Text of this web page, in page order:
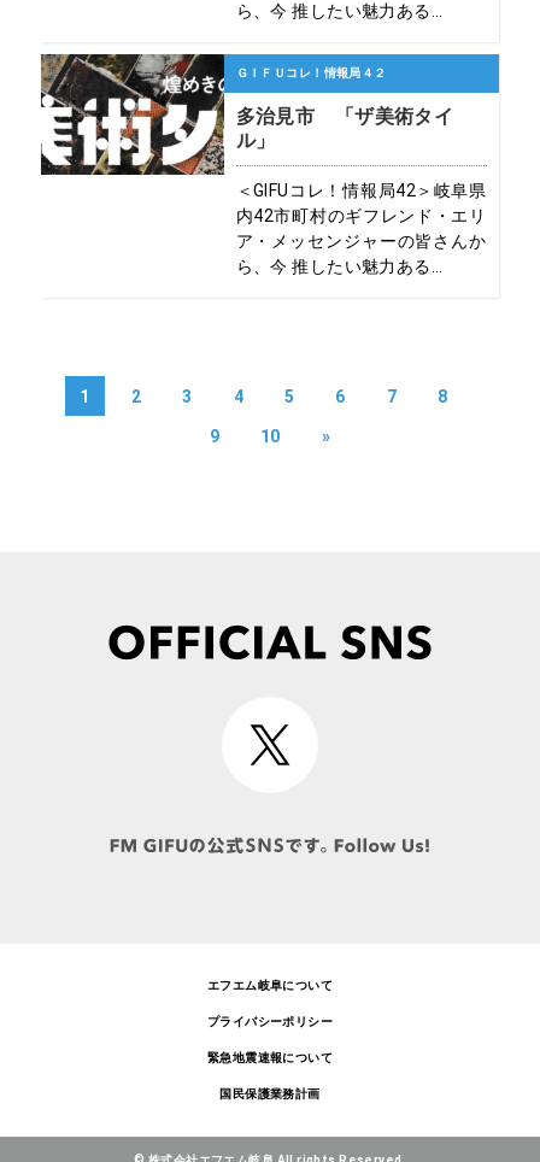
ら、今 推したい魅力ある...
ＧＩＦＵコレ！情報局４２
多治見市 「ザ美術タイ
ル」
＜GIFUコレ！情報局42＞岐阜県
内42市町村のギフレンド・エリ
ア・メッセンジャーの皆さんか
ら、今 推したい魅力ある...
1 2 3 4 5 6 7 8
9 10 »
エフエム岐阜について
プライバシーポリシー
緊急地震速報について
国民保護業務計画